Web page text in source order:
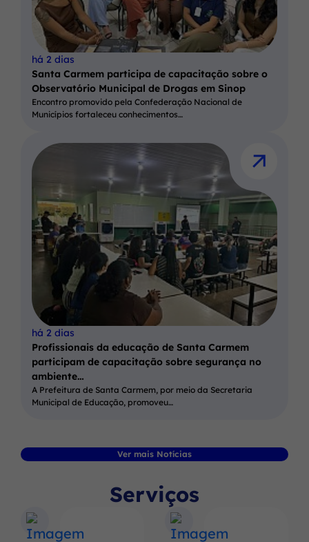
há 2 dias
Santa Carmem participa de capacitação sobre o
Observatório Municipal de Drogas em Sinop
Encontro promovido pela Confederação Nacional de
Municípios fortaleceu conhecimentos…
há 2 dias
Profissionais da educação de Santa Carmem
participam de capacitação sobre segurança no
ambiente…
A Prefeitura de Santa Carmem, por meio da Secretaria
Municipal de Educação, promoveu…
Ver mais Notícias
Serviços